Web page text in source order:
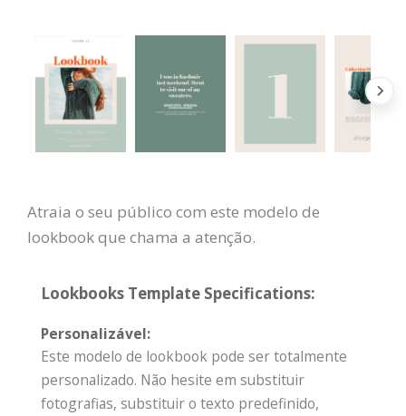
Atraia o seu público com este modelo de
lookbook que chama a atenção.
Lookbooks Template Specifications:
Personalizável:
Este modelo de lookbook pode ser totalmente
personalizado. Não hesite em substituir
fotografias, substituir o texto predefinido,